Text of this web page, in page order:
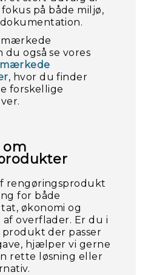
på både miljø,
også se vores
, hvor du finder
forskellige
om
rengøringsprodukt
for både
økonomi og
overflader. Er du i
der passer
hjælper vi gerne
rette løsning eller